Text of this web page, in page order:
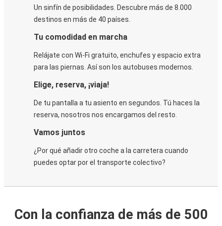
Un sinfín de posibilidades. Descubre más de 8.000
destinos en más de 40 países.
Tu comodidad en marcha
Relájate con Wi-Fi gratuito, enchufes y espacio extra
para las piernas. Así son los autobuses modernos.
Elige, reserva, ¡viaja!
De tu pantalla a tu asiento en segundos. Tú haces la
reserva, nosotros nos encargamos del resto.
Vamos juntos
¿Por qué añadir otro coche a la carretera cuando
puedes optar por el transporte colectivo?
Con la confianza de más de 500